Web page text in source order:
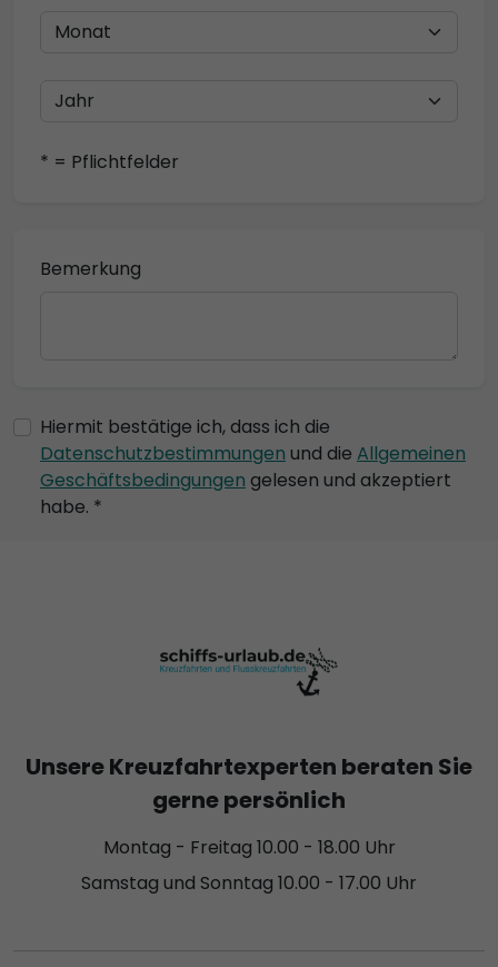
* = Pflichtfelder
Bemerkung
Hiermit bestätige ich, dass ich die
Datenschutzbestimmungen und die Allgemeinen
Geschäftsbedingungen gelesen und akzeptiert
habe. *
Unsere Kreuzfahrtexperten beraten Sie
gerne persönlich
Montag - Freitag 10.00 - 18.00 Uhr
Samstag und Sonntag 10.00 - 17.00 Uhr